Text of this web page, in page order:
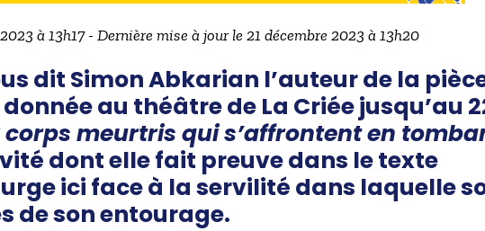
à 13h17 - Dernière mise à jour le 21 décembre 2023 à 13h20
dit Simon Abkarian l’auteur de la
donnée au théâtre de La Criée jusqu’au
meurtris qui s’affrontent en
dont elle fait preuve dans le texte
ici face à la servilité dans laquelle
de son entourage.